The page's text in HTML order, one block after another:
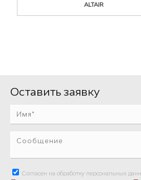
ALTAIR
Оставить заявку
Согласен на обработку персональных